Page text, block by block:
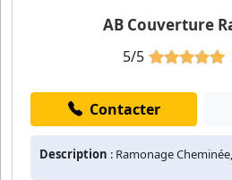
AB Couverture
5/5
Contacter
Description : Ramonage